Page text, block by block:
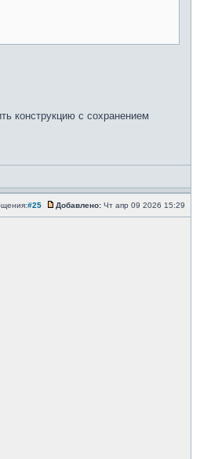
конструкцию с сохранением
#25 Добавлено: Чт апр 09 2026 15:29